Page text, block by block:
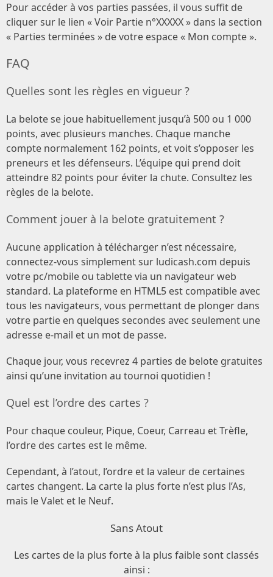
Pour accéder à vos parties passées, il vous suffit de
cliquer sur le lien « Voir Partie n°XXXXX » dans la section
« Parties terminées » de votre espace « Mon compte ».
FAQ
Quelles sont les règles en vigueur ?
La belote se joue habituellement jusqu’à 500 ou 1 000
points, avec plusieurs manches. Chaque manche
compte normalement 162 points, et voit s’opposer les
preneurs et les défenseurs. L’équipe qui prend doit
atteindre 82 points pour éviter la chute. Consultez les
règles de la belote.
Comment jouer à la belote gratuitement ?
Aucune application à télécharger n’est nécessaire,
connectez-vous simplement sur ludicash.com depuis
votre pc/mobile ou tablette via un navigateur web
standard. La plateforme en HTML5 est compatible avec
tous les navigateurs, vous permettant de plonger dans
votre partie en quelques secondes avec seulement une
adresse e-mail et un mot de passe.
Chaque jour, vous recevrez 4 parties de belote gratuites
ainsi qu’une invitation au tournoi quotidien !
Quel est l’ordre des cartes ?
Pour chaque couleur, Pique, Coeur, Carreau et Trèfle,
l’ordre des cartes est le même.
Cependant, à l’atout, l’ordre et la valeur de certaines
cartes changent. La carte la plus forte n’est plus l’As,
mais le Valet et le Neuf.
Sans Atout
Les cartes de la plus forte à la plus faible sont classés
ainsi :